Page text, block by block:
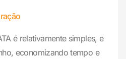
é relativamente simples, e
economizando tempo e